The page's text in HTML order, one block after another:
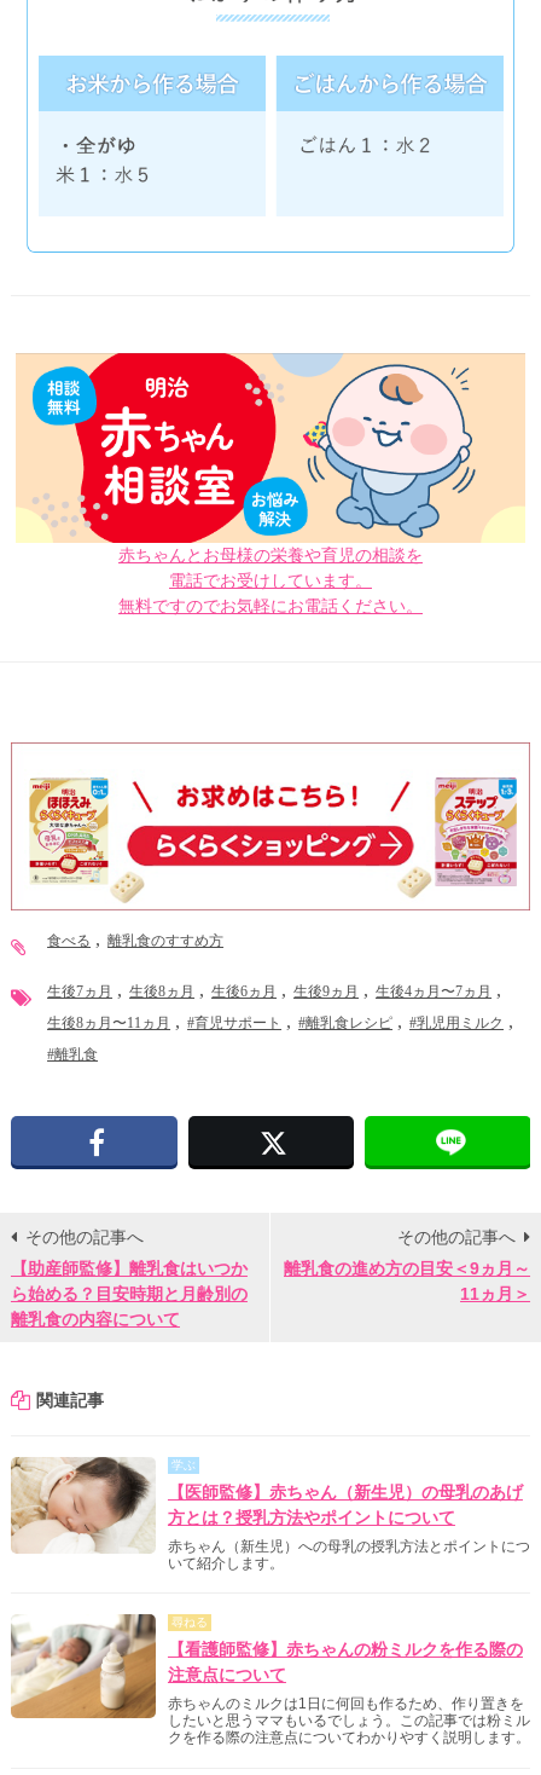
赤ちゃんとお母様の栄養や育児の相談を
電話でお受けしています。
無料ですのでお気軽にお電話ください。
食べる 離乳食のすすめ方
生後7ヵ月 生後8ヵ月 生後6ヵ月 生後9ヵ月 生後4ヵ月〜7ヵ月
生後8ヵ月〜11ヵ月 #育児サポート #離乳食レシピ #乳児用ミルク
#離乳食
その他の記事へ
【助産師監修】離乳食はいつか
ら始める？目安時期と月齢別の
離乳食の内容について
その他の記事へ
離乳食の進め方の目安＜9ヵ月～
11ヵ月＞
関連記事
学ぶ
【医師監修】赤ちゃん（新生児）の母乳のあげ
方とは？授乳方法やポイントについて
赤ちゃん（新生児）への母乳の授乳方法とポイントにつ
いて紹介します。
尋ねる
【看護師監修】赤ちゃんの粉ミルクを作る際の
注意点について
赤ちゃんのミルクは1日に何回も作るため、作り置きを
したいと思うママもいるでしょう。この記事では粉ミル
クを作る際の注意点についてわかりやすく説明します。